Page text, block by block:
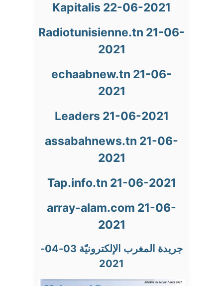
Kapitalis 22-06-2021
Radiotunisienne.tn 21-06-
2021
echaabnew.tn 21-06-
2021
Leaders 21-06-2021
assabahnews.tn 21-06-
2021
Tap.info.tn 21-06-2021
array-alam.com 21-06-
2021
جريدة المغرب الإلكترونيّة 03-04-
2021